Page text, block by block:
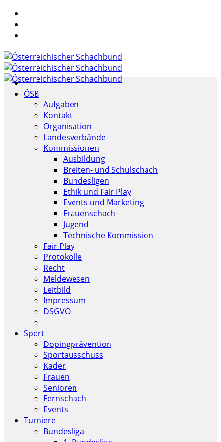
ÖSB
Aufgaben
Kontakt
Organisation
Landesverbände
Kommissionen
Ausbildung
Breiten- und Schulschach
Bundesligen
Ethik und Fair Play
Events und Marketing
Frauenschach
Jugend
Technische Kommission
Fair Play
Protokolle
Recht
Meldewesen
Leitbild
Impressum
DSGVO
Sport
Dopingprävention
Sportausschuss
Kader
Frauen
Senioren
Fernschach
Events
Turniere
Bundesliga